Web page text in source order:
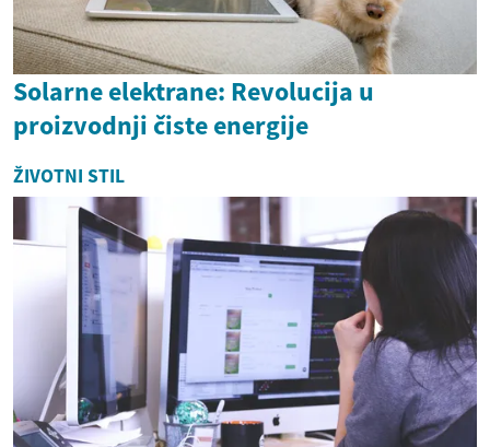
Solarne elektrane: Revolucija u
proizvodnji čiste energije
ŽIVOTNI STIL